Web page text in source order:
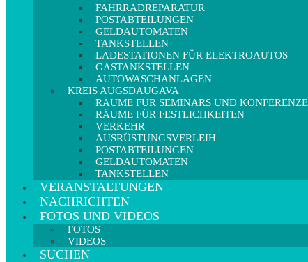
FAHRRADREPARATUR
POSTABTEILUNGEN
GELDAUTOMATEN
TANKSTELLEN
LADESTATIONEN FÜR ELEKTROAUTOS
GASTANKSTELLEN
AUTOWASCHANLAGEN
KREIS AUGSDAUGAVA
RÄUME FÜR SEMINARS UND
RÄUME FÜR FESTLICHKEITEN
VERKEHR
AUSRÜSTUNGSVERLEIH
POSTABTEILUNGEN
GELDAUTOMATEN
TANKSTELLEN
VERANSTALTUNGEN
NACHRICHTEN
FOTOS UND VIDEOS
FOTOS
VIDEOS
SUCHEN